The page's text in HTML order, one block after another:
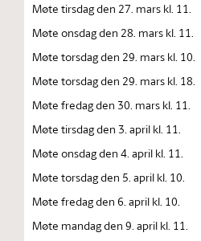
Møte tirsdag den 27. mars kl. 11.
Møte onsdag den 28. mars kl. 11.
Møte torsdag den 29. mars kl. 10.
Møte torsdag den 29. mars kl. 18.
Møte fredag den 30. mars kl. 11.
Møte tirsdag den 3. april kl. 11.
Møte onsdag den 4. april kl. 11.
Møte torsdag den 5. april kl. 10.
Møte fredag den 6. april kl. 10.
Møte mandag den 9. april kl. 11.